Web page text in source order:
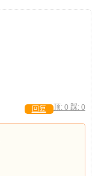
顶: 0 踩: 0
回复